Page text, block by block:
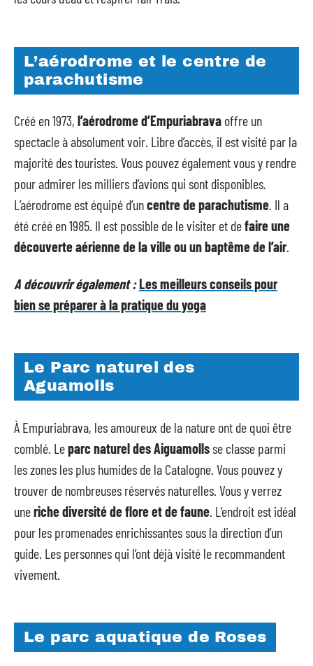
L’aérodrome et le centre de
parachutisme
Créé en 1973, l’aérodrome d’Empuriabrava offre un
spectacle à absolument voir. Libre d’accès, il est visité par la
majorité des touristes. Vous pouvez également vous y rendre
pour admirer les milliers d’avions qui sont disponibles.
L’aérodrome est équipé d’uncentre de parachutisme. Il a
été créé en 1985. Il est possible de le visiter et defaire une
découverte aérienne de la ville ou un baptême de l’air.
A découvrir également :Les meilleurs conseils pour
bien se préparer à la pratique du yoga
Le Parc naturel des
Aguamolls
À Empuriabrava, les amoureux de la nature ont de quoi être
comblé. Leparc naturel des Aiguamollsse classe parmi
les zones les plus humides de la Catalogne. Vous pouvez y
trouver de nombreuses réservés naturelles. Vous y verrez
uneriche diversité de flore et de faune . L’endroit est idéal
pour les promenades enrichissantes sous la direction d’un
guide. Les personnes qui l’ont déjà visité le recommandent
vivement.
Le parc aquatique de Roses